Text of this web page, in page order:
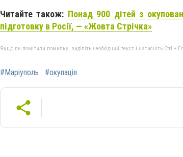
Читайте також: Понад 900 дітей з
підготовку в Росії, — «Жовта Стрічка»
Якщо ви помітили помилку, виділіть необхідний текст і натисніть Ctrl +
#Маріуполь #окупація